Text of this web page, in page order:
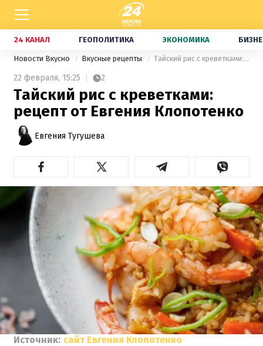
24 КАНАЛ ГЕОПОЛИТИКА ЭКОНОМИКА
Новости Вкусно Вкусные рецепты Тайский рис с креветками: рецепт от Евгения Клопотенко
22 февраля, 15:25 2
Тайский рис с креветками:
рецепт от Евгения Клопотенко
Евгения Тугушева
Источник: сайт Евгения Клопотенко